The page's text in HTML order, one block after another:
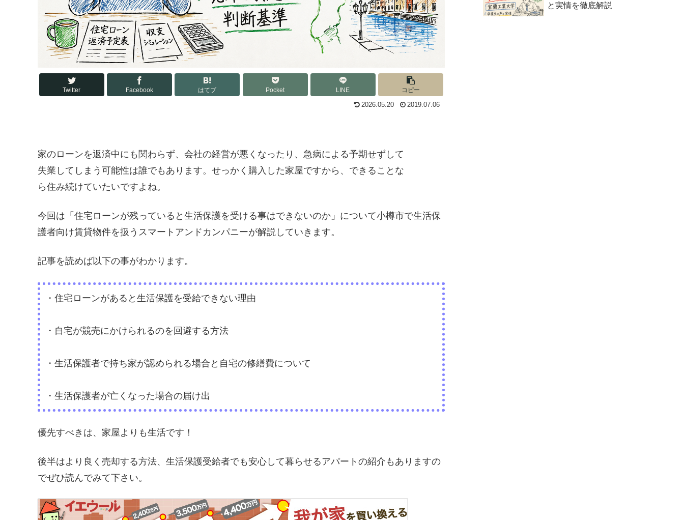
Twitter Facebook はてブ Pocket LINE コピー
2026.05.20 2019.07.06
家のローンを返済中にも関わらず、会社の経営が悪くなったり、急病による予期せずして
失業してしまう可能性は誰でもあります。せっかく購入した家屋ですから、できることな
ら住み続けていたいですよね。
今回は「住宅ローンが残っていると生活保護を受ける事はできないのか」について小樽市で生活保
護者向け賃貸物件を扱うスマートアンドカンパニーが解説していきます。
記事を読めば以下の事がわかります。
・住宅ローンがあると生活保護を受給できない理由
・自宅が競売にかけられるのを回避する方法
・生活保護者で持ち家が認められる場合と自宅の修繕費について
・生活保護者が亡くなった場合の届け出
優先すべきは、家屋よりも生活です！
後半はより良く売却する方法、生活保護受給者でも安心して暮らせるアパートの紹介もありますの
でぜひ読んでみて下さい。
と実情を徹底解説